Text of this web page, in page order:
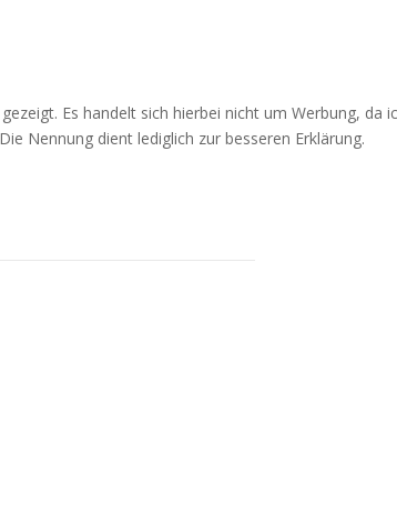
Es handelt sich hierbei nicht um Werbung, da
Nennung dient lediglich zur besseren Erklärung.